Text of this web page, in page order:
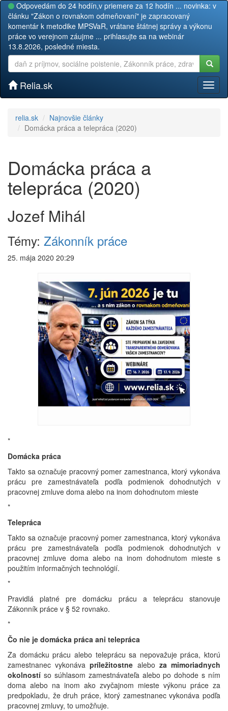
Odpovedám do 24 hodín,v priemere za 12 hodín ... novinka: v
článku "Zákon o rovnakom odmeňovaní" je zapracovaný
komentár k metodike MPSVaR, vrátane štátnej správy a výkonu
práce vo verejnom záujme ... prihlasujte sa na webinár
13.8.2026, posledné miesta.
Relia.sk
relia.sk
Najnovšie články
Domácka práca a telepráca (2020)
Domácka práca a
telepráca (2020)
Jozef Mihál
Témy: Zákonník práce
25. mája 2020 20:29
*
Domácka práca
Takto sa označuje pracovný pomer zamestnanca, ktorý vykonáva
prácu pre zamestnávateľa podľa podmienok dohodnutých v
pracovnej zmluve doma alebo na inom dohodnutom mieste
*
Telepráca
Takto sa označuje pracovný pomer zamestnanca, ktorý vykonáva
prácu pre zamestnávateľa podľa podmienok dohodnutých v
pracovnej zmluve doma alebo na inom dohodnutom mieste s
použitím informačných technológií.
*
Pravidlá platné pre domácku prácu a teleprácu stanovuje
Zákonník práce v § 52 rovnako.
*
Čo nie je domácka práca ani telepráca
Za domácku prácu alebo teleprácu sa nepovažuje práca, ktorú
zamestnanec vykonávapríležitostne alebo za mimoriadnych
okolností so súhlasom zamestnávateľa alebo po dohode s ním
doma alebo na inom ako zvyčajnom mieste výkonu práce za
predpokladu, že druh práce, ktorý zamestnanec vykonáva podľa
pracovnej zmluvy, to umožňuje.